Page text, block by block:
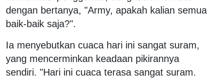
dengan bertanya, "Army, apakah kalian semua
baik-baik saja?".
Ia menyebutkan cuaca hari ini sangat suram,
yang mencerminkan keadaan pikirannya
sendiri. "Hari ini cuaca terasa sangat suram.